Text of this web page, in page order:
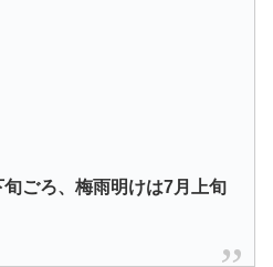
ごろ、梅雨明けは7月上旬